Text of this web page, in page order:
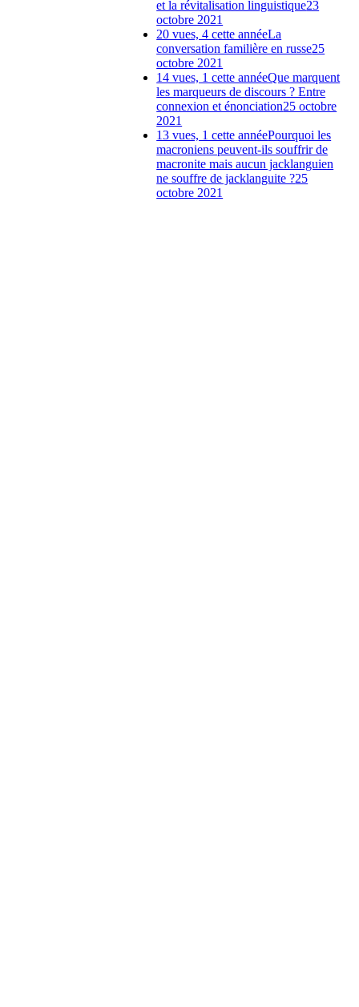
et la révitalisation linguistique23
octobre 2021
20 vues, 4 cette annéeLa
conversation familière en russe25
octobre 2021
14 vues, 1 cette annéeQue marquent
les marqueurs de discours ? Entre
connexion et énonciation25 octobre
2021
13 vues, 1 cette annéePourquoi les
macroniens peuvent-ils souffrir de
macronite mais aucun jacklanguien
ne souffre de jacklanguite ?25
octobre 2021